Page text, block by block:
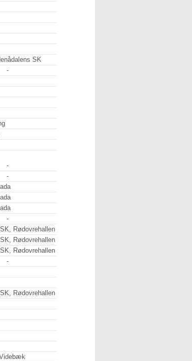
SK
-
-
-
-
Rødovrehallen
Rødovrehallen
Rødovrehallen
-
Rødovrehallen